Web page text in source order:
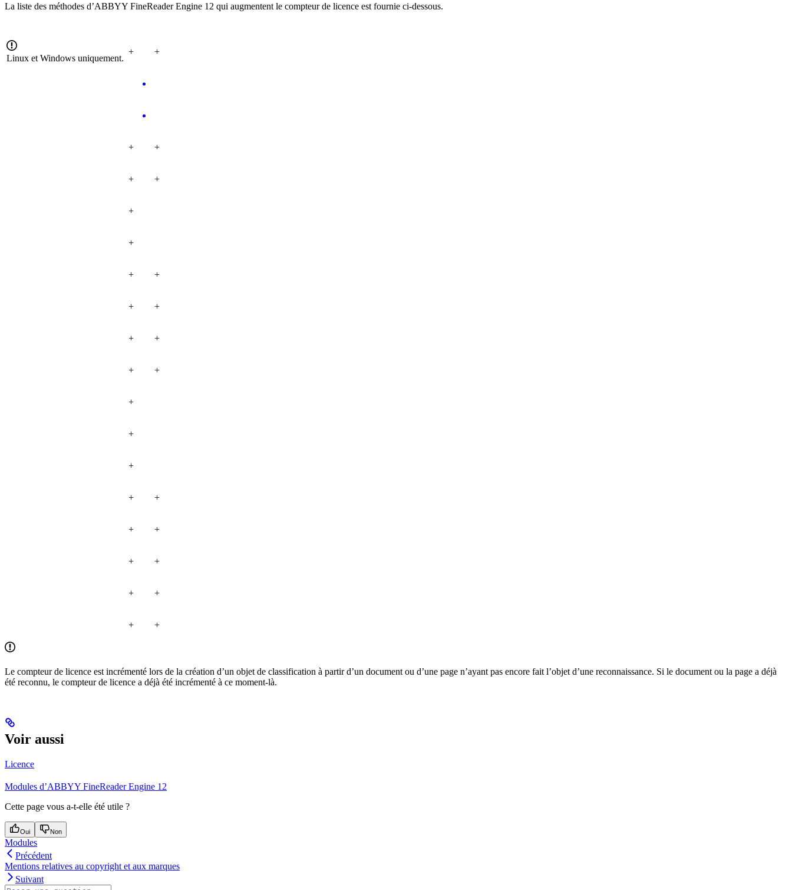
La liste des méthodes d’ABBYY FineReader Engine 12 qui augmentent le compteur de licence est fournie ci-dessous.
Linux et Windows uniquement.
+ +
+ +
+ +
+
+
+ +
+ +
+ +
+ +
+
+
+
+ +
+ +
+ +
+ +
+ +
Le compteur de licence est incrémenté lors de la création d’un objet de classification à partir d’un document ou d’une page n’ayant pas encore fait l’objet d’une reconnaissance. Si le document ou la page a déjà
été reconnu, le compteur de licence a déjà été incrémenté à ce moment-là.
Voir aussi
Licence
Modules d’ABBYY FineReader Engine 12
Cette page vous a-t-elle été utile ?
Oui Non
Modules
Précédent
Mentions relatives au copyright et aux marques
Suivant